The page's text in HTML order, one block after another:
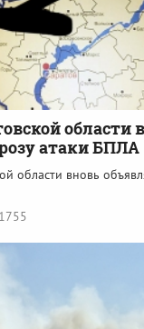
области
атаки БПЛА
области вновь
1755